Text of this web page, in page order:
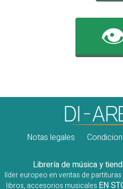
Notas legales
Librería de música y
líder europeo en ventas de
libros, accesorios musicales EN